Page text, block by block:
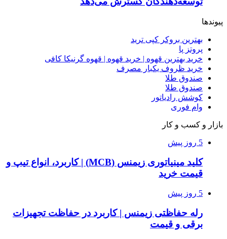
پیوندها
بهترین بروکر کپی ترید
پروتز پا
خرید بهترین قهوه | خرید قهوه | قهوه گرنیکا کافی
خرید ظروف یکبار مصرف
صندوق طلا
صندوق طلا
کوشش رادیاتور
وام فوری
بازار و کسب و کار
5 روز پیش
کلید مینیاتوری زیمنس (MCB) | کاربرد، انواع تیپ و
قیمت خرید
5 روز پیش
رله حفاظتی زیمنس | کاربرد در حفاظت تجهیزات
برقی و قیمت